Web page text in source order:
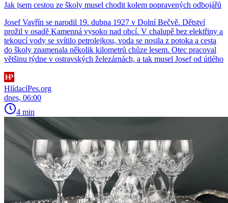
Jak jsem cestou ze školy musel chodit kolem popravených odbojářů
Josef Vavřín se narodil 19. dubna 1927 v Dolní Bečvě. Dětství
prožil v osadě Kamenná vysoko nad obcí. V chalupě bez elektřiny a
tekoucí vody se svítilo petrolejkou, voda se nosila z potoka a cesta
do školy znamenala několik kilometrů chůze lesem. Otec pracoval
většinu týdne v ostravských železárnách, a tak musel Josef od útlého
HlídacíPes.org
dnes, 06:00
4 min